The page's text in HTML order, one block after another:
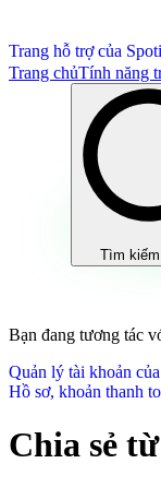
Trang hỗ trợ của
Trang chủTính năng
Tìm
Bạn đang tương tác
Quản lý tài khoản
Hồ sơ, khoản thanh
Chia sẻ